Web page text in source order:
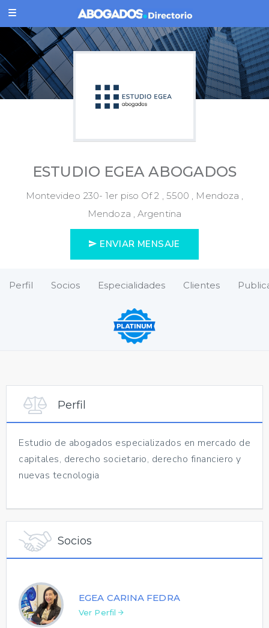
ESTUDIO EGEA ABOGADOS
Montevideo 230- 1er piso Of 2 , 5500 , Mendoza ,
Mendoza , Argentina
ENVIAR MENSAJE
Perfil Socios Especialidades Clientes
Perfil
Estudio de abogados especializados en mercado de
capitales, derecho societario, derecho financiero y
nuevas tecnologia
Socios
EGEA CARINA FEDRA
Ver Perfil